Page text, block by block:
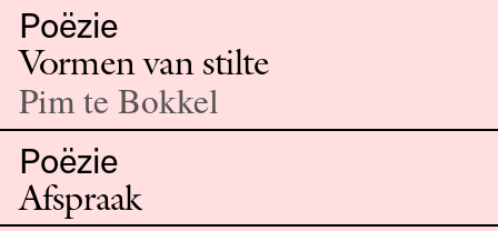
Poëzie
Vormen van stilte
Pim te Bokkel
Poëzie
Afspraak